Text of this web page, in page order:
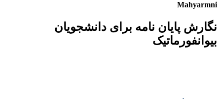
Mahyarmni
نگارش پایان نامه برای دانشجویان
بیوانفورماتیک